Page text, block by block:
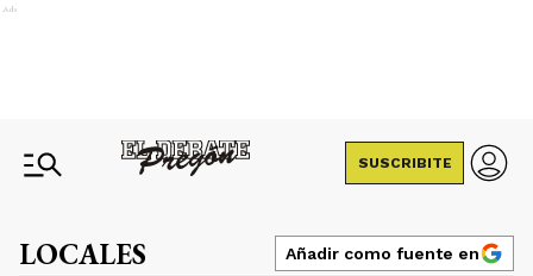
Ads
SUSCRIBITE
LOCALES Añadir como fuente en